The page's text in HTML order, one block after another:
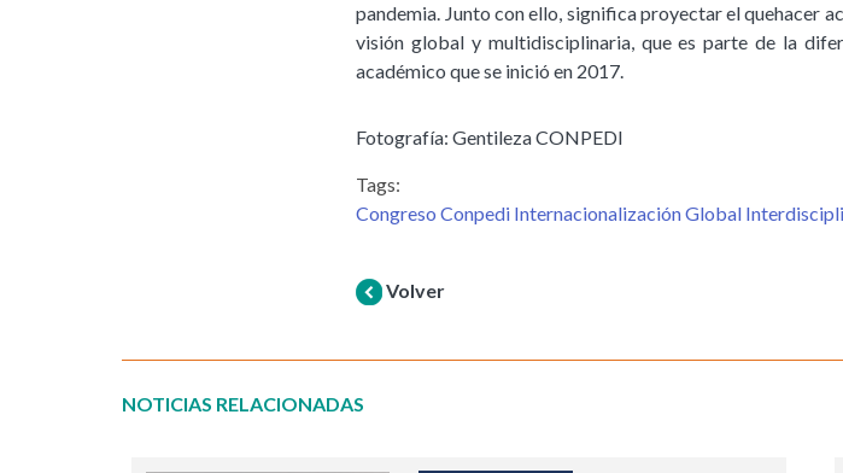
pandemia. Junto con ello, significa proyectar el quehacer
visión global y multidisciplinaria, que es parte de la
académico que se inició en 2017.
Fotografía: Gentileza CONPEDI
Tags:
Congreso Conpedi Internacionalización Global
Volver
NOTICIAS RELACIONADAS